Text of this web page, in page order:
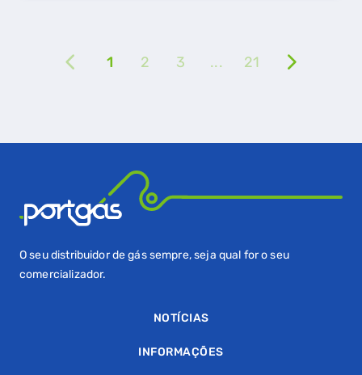
1 2 3 ... 21
O seu distribuidor de gás sempre, seja qual for o seu
comercializador.
NOTÍCIAS
INFORMAÇÕES